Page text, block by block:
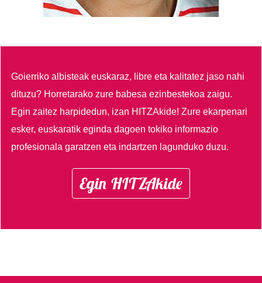
Goierriko albisteak euskaraz, libre eta kalitatez jaso nahi
dituzu? Horretarako zure babesa ezinbestekoa zaigu.
Egin zaitez harpidedun, izan HITZAkide!Zure ekarpenari
esker, euskaratik eginda dagoen tokiko informazio
profesionala garatzen eta indartzen lagunduko duzu.
Egin HITZAkide